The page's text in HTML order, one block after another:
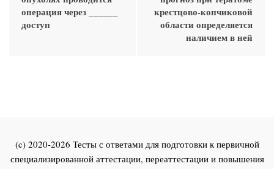
операция через ______
доступ
крестцово-копчиковой
области определяется
наличием в ней
(c) 2020-2026 Тесты с ответами для подготовки к первичной
специализированной аттестации, переаттестации и повышения